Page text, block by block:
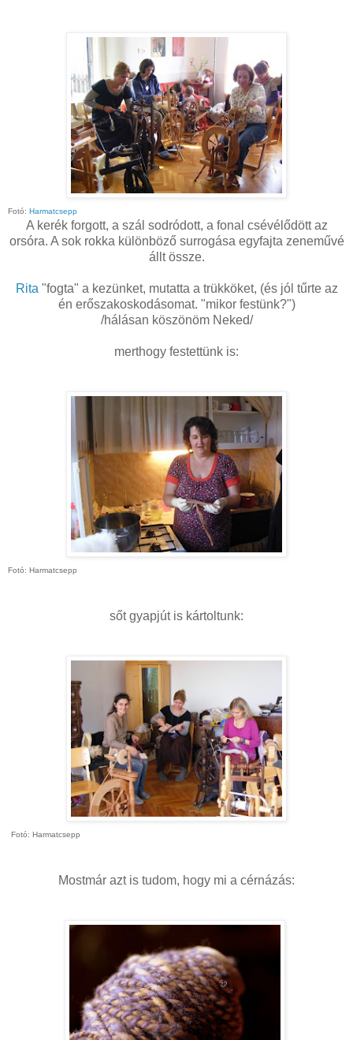
Fotó: Harmatcsepp
A kerék forgott, a szál sodródott, a fonal csévélődött az
orsóra. A sok rokka különböző surrogása egyfajta zeneművé
állt össze.
Rita "fogta" a kezünket, mutatta a trükköket, (és jól tűrte az
én erőszakoskodásomat. "mikor festünk?")
/hálásan köszönöm Neked/
merthogy festettünk is:
Fotó: Harmatcsepp
sőt gyapjút is kártoltunk:
Fotó: Harmatcsepp
Mostmár azt is tudom, hogy mi a cérnázás: